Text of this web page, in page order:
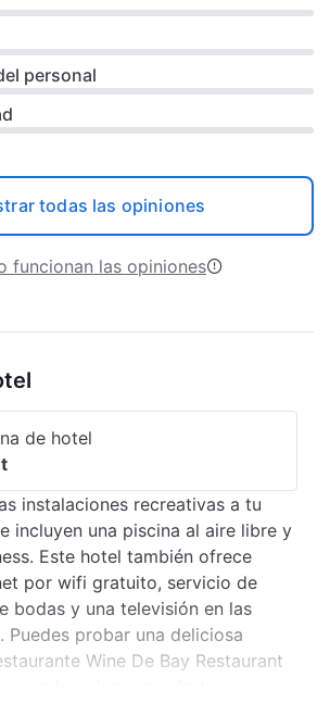
personal
todas las opiniones
funcionan las opiniones
de hotel
instalaciones recreativas a tu
incluyen una piscina al aire libre y
Este hotel también ofrece
por wifi gratuito, servicio de
bodas y una televisión en las
Puedes probar una deliciosa
Wine De Bay Restaurant